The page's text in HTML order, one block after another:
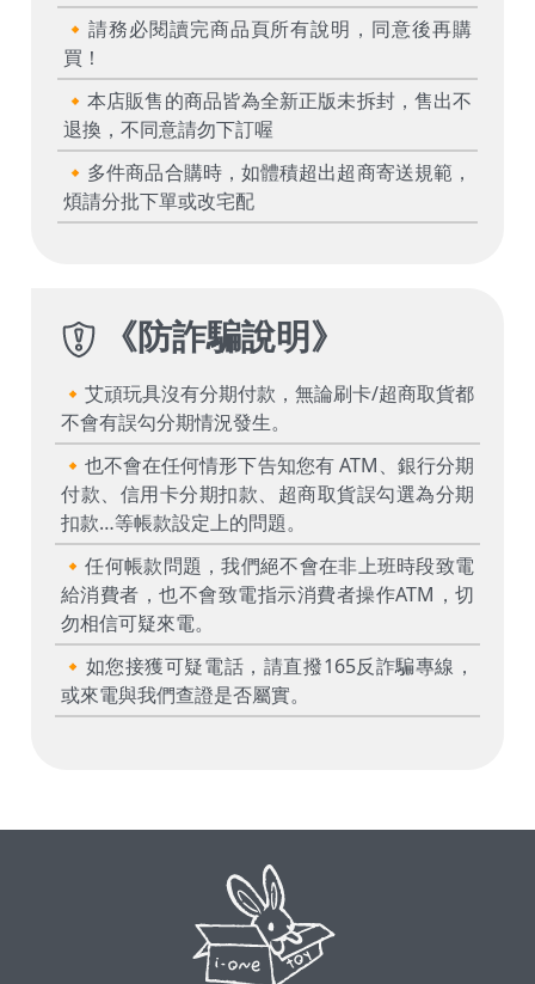
🔸請務必閱讀完商品頁所有說明，同意後再購
買！
🔸本店販售的商品皆為全新正版未拆封，售出不
退換，不同意請勿下訂喔
🔸多件商品合購時，如體積超出超商寄送規範，
煩請分批下單或改宅配
《防詐騙說明》
🔸艾頑玩具沒有分期付款，無論刷卡/超商取貨都
不會有誤勾分期情況發生。
🔸也不會在任何情形下告知您有 ATM、銀行分期
付款、信用卡分期扣款、超商取貨誤勾選為分期
扣款…等帳款設定上的問題。
🔸任何帳款問題，我們絕不會在非上班時段致電
給消費者，也不會致電指示消費者操作ATM，切
勿相信可疑來電。
🔸如您接獲可疑電話，請直撥165反詐騙專線，
或來電與我們查證是否屬實。